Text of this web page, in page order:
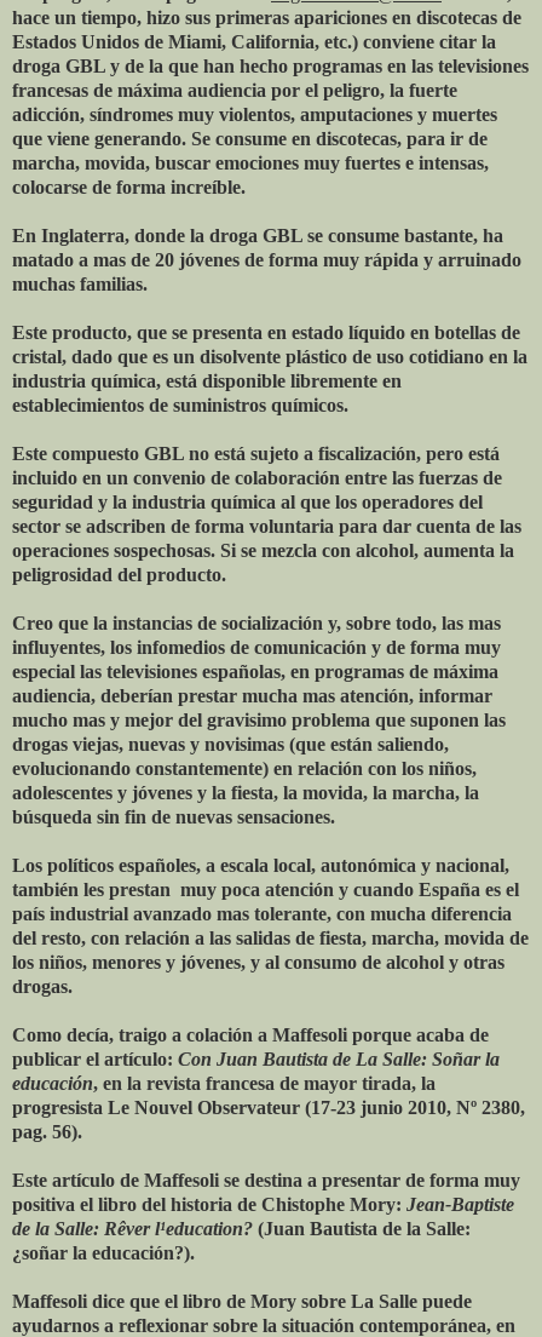
hace un tiempo, hizo sus primeras apariciones en discotecas de
Estados Unidos de Miami, California, etc.) conviene citar la
droga GBL y de la que han hecho programas en las televisiones
francesas de máxima audiencia por el peligro, la fuerte
adicción, síndromes muy violentos, amputaciones y muertes
que viene generando. Se consume en discotecas, para ir de
marcha, movida, buscar emociones muy fuertes e intensas,
colocarse de forma increíble.
En Inglaterra, donde la droga GBL se consume bastante, ha
matado a mas de 20 jóvenes de forma muy rápida y arruinado
muchas familias.
Este producto, que se presenta en estado líquido en botellas de
cristal, dado que es un disolvente plástico de uso cotidiano en la
industria química, está disponible libremente en
establecimientos de suministros químicos.
Este compuesto GBL no está sujeto a fiscalización, pero está
incluido en un convenio de colaboración entre las fuerzas de
seguridad y la industria química al que los operadores del
sector se adscriben de forma voluntaria para dar cuenta de las
operaciones sospechosas. Si se mezcla con alcohol, aumenta la
peligrosidad del producto.
Creo que la instancias de socialización y, sobre todo, las mas
influyentes, los infomedios de comunicación y de forma muy
especial las televisiones españolas, en programas de máxima
audiencia, deberían prestar mucha mas atención, informar
mucho mas y mejor del gravisimo problema que suponen las
drogas viejas, nuevas y novisimas (que están saliendo,
evolucionando constantemente) en relación con los niños,
adolescentes y jóvenes y la fiesta, la movida, la marcha, la
búsqueda sin fin de nuevas sensaciones.
Los políticos españoles, a escala local, autonómica y nacional,
también les prestan muy poca atención y cuando España es el
país industrial avanzado mas tolerante, con mucha diferencia
del resto, con relación a las salidas de fiesta, marcha, movida de
los niños, menores y jóvenes, y al consumo de alcohol y otras
drogas.
Como decía, traigo a colación a Maffesoli porque acaba de
publicar el artículo: Con Juan Bautista de La Salle: Soñar la
educación, en la revista francesa de mayor tirada, la
progresista Le Nouvel Observateur (17-23 junio 2010, Nº 2380,
pag. 56).
Este artículo de Maffesoli se destina a presentar de forma muy
positiva el libro del historia de Chistophe Mory: Jean-Baptiste
de la Salle: Rêver l¹education? (Juan Bautista de la Salle:
¿soñar la educación?).
Maffesoli dice que el libro de Mory sobre La Salle puede
ayudarnos a reflexionar sobre la situación contemporánea, en